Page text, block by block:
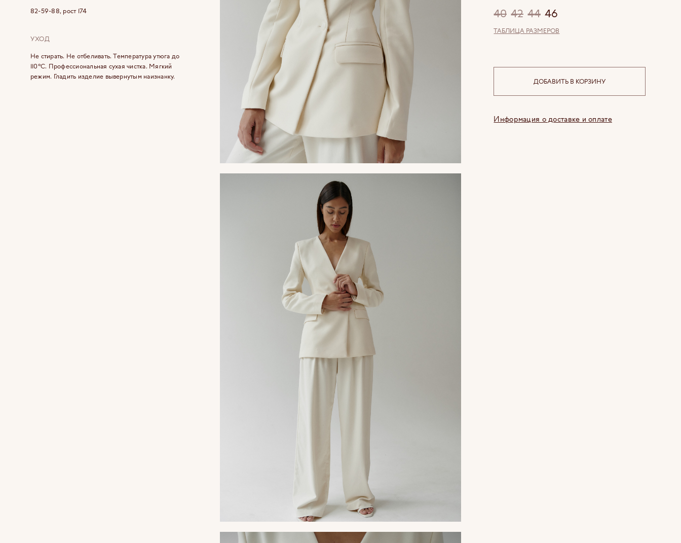
82-59-88, рост 174
УХОД
Не стирать. Не отбеливать. Температура утюга до
110°C. Профессиональная сухая чистка. Мягкий
режим. Гладить изделие вывернутым наизнанку.
40 42 44 46
ТАБЛИЦА РАЗМЕРОВ
ДОБАВИТЬ В КОРЗИНУ
Информация о доставке и оплате